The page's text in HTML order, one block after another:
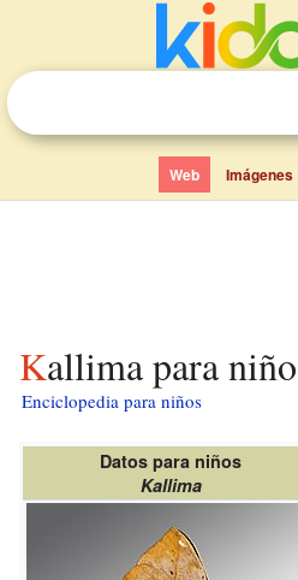
Web Imágenes
Kallima para
Enciclopedia para niños
Datos para niños
Kallima